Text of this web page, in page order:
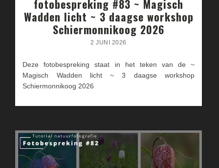
fotobespreking #83 ~ Magisch
Wadden licht ~ 3 daagse workshop
Schiermonnikoog 2026
2 JUNI 2026
Deze fotobespreking staat in het teken van de ~
Magisch Wadden licht ~ 3 daagse workshop
Schiermonnikoog 2026